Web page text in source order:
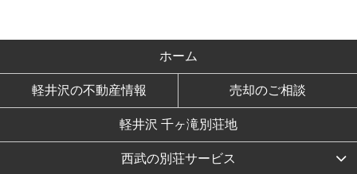
ホーム
軽井沢の不動産情報 売却のご相談
軽井沢 千ヶ滝別荘地
西武の別荘サービス